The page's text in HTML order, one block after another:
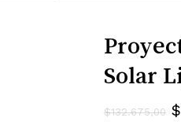
Solar
$132.675,00 $